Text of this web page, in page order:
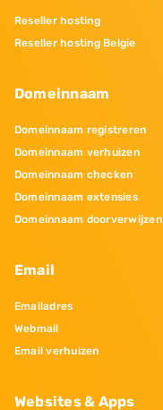
Reseller hosting
Reseller hosting Belgie
Domeinnaam
Domeinnaam registreren
Domeinnaam verhuizen
Domeinnaam checken
Domeinnaam extensies
Domeinnaam doorverwijzen
Email
Emailadres
Webmail
Email verhuizen
Websites & Apps